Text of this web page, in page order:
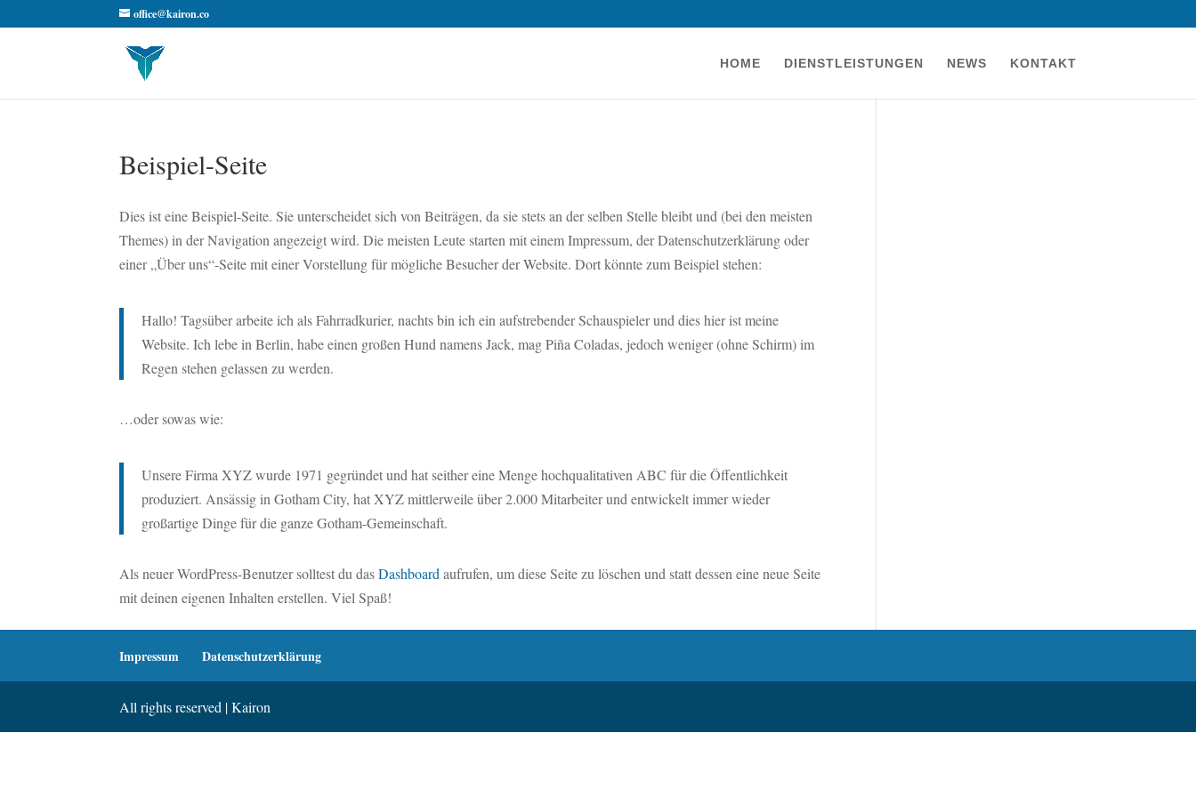
office@kairon.co
HOME DIENSTLEISTUNGEN NEWS KONTAKT
Beispiel-Seite
Dies ist eine Beispiel-Seite. Sie unterscheidet sich von Beiträgen, da sie stets an der selben Stelle bleibt und (bei den meisten
Themes) in der Navigation angezeigt wird. Die meisten Leute starten mit einem Impressum, der Datenschutzerklärung oder
einer „Über uns“-Seite mit einer Vorstellung für mögliche Besucher der Website. Dort könnte zum Beispiel stehen:
Hallo! Tagsüber arbeite ich als Fahrradkurier, nachts bin ich ein aufstrebender Schauspieler und dies hier ist meine
Website. Ich lebe in Berlin, habe einen großen Hund namens Jack, mag Piña Coladas, jedoch weniger (ohne Schirm) im
Regen stehen gelassen zu werden.
…oder sowas wie:
Unsere Firma XYZ wurde 1971 gegründet und hat seither eine Menge hochqualitativen ABC für die Öffentlichkeit
produziert. Ansässig in Gotham City, hat XYZ mittlerweile über 2.000 Mitarbeiter und entwickelt immer wieder
großartige Dinge für die ganze Gotham-Gemeinschaft.
Als neuer WordPress-Benutzer solltest du dasDashboard aufrufen, um diese Seite zu löschen und statt dessen eine neue Seite
mit deinen eigenen Inhalten erstellen. Viel Spaß!
Impressum Datenschutzerklärung
All rights reserved | Kairon